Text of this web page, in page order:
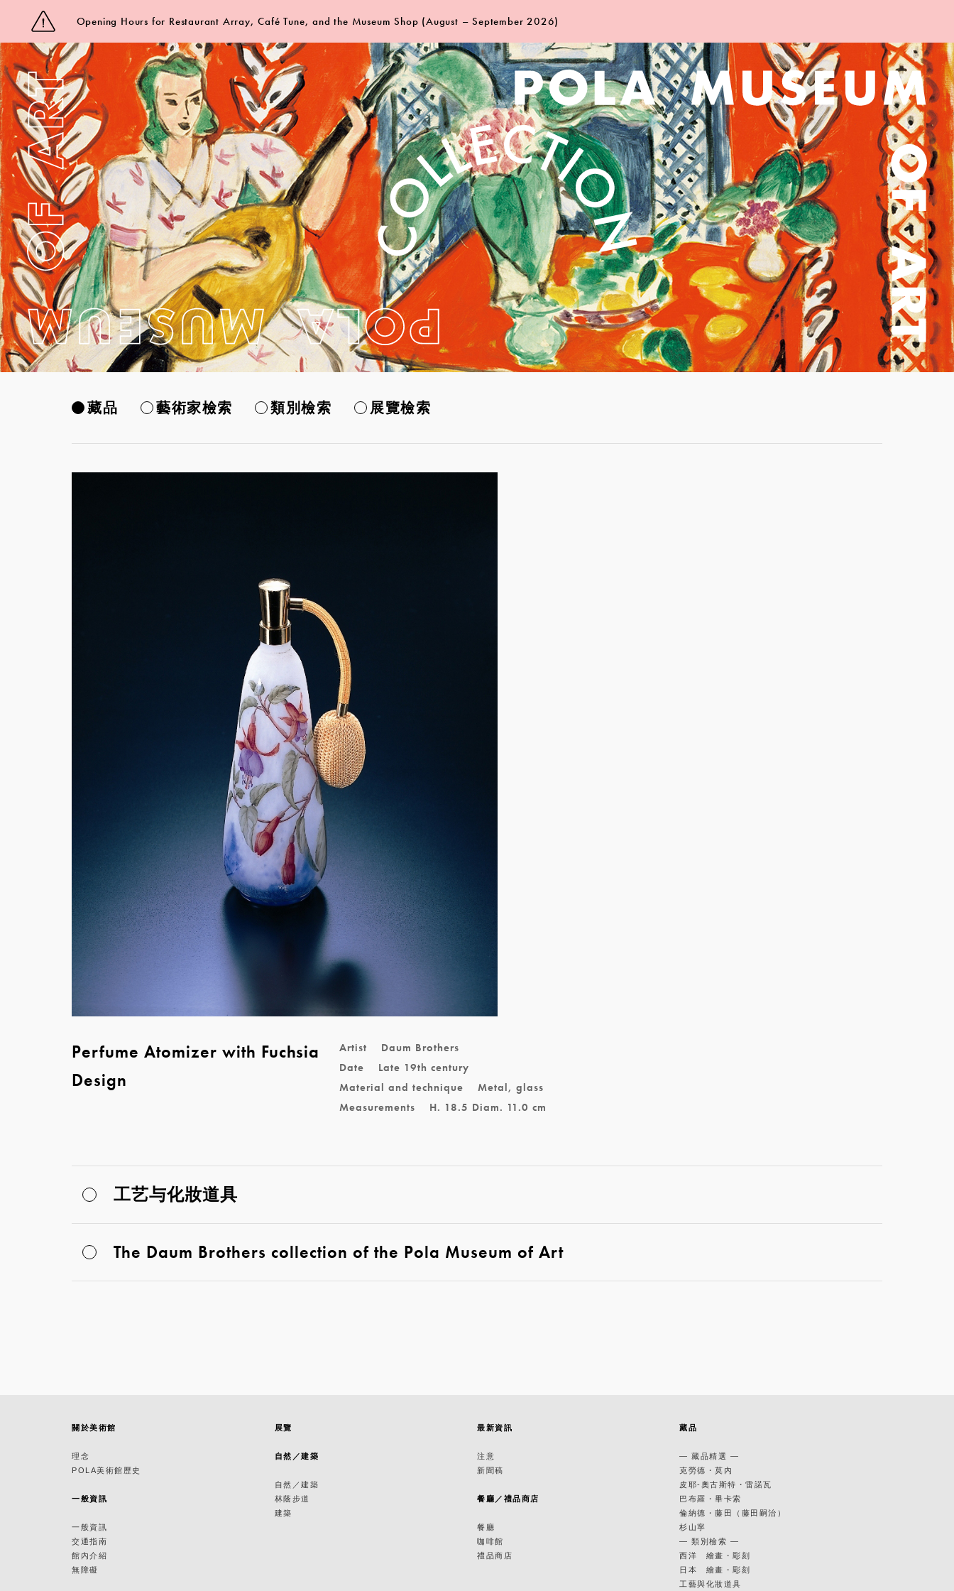
Opening Hours for Restaurant Array, Café Tune, and the Museum Shop (August – September 2026)
藏品 藝術家檢索 類別檢索 展覽檢索
Perfume Atomizer with Fuchsia
Design
Artist
Daum Brothers
Date
Late 19th century
Material and technique
Metal, glass
Measurements
H. 18.5 Diam. 11.0 cm
工艺与化妝道具
The Daum Brothers collection of the Pola Museum of Art
關於美術館
理念
POLA美術館歷史
一般資訊
一般資訊
交通指南
館內介紹
無障礙
展覽
自然／建築
自然／建築
林蔭步道
建築
最新資訊
注意
新聞稿
餐廳／禮品商店
餐廳
咖啡館
禮品商店
藏品
— 藏品精選 —
克勞德・莫內
皮耶-奧古斯特・雷諾瓦
巴布羅・畢卡索
倫納德・藤田（藤田嗣治）
杉山寧
— 類別檢索 —
西洋 繪畫・彫刻
日本 繪畫・彫刻
工藝與化妝道具